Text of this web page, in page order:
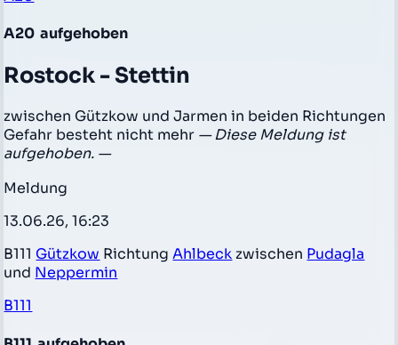
A20 aufgehoben
Rostock - Stettin
zwischen Gützkow und Jarmen in beiden Richtungen
Gefahr besteht nicht mehr — Diese Meldung ist
aufgehoben. —
Meldung
13.06.26, 16:23
B111 Gützkow RichtungAhlbeck zwischen Pudagla
und Neppermin
B111